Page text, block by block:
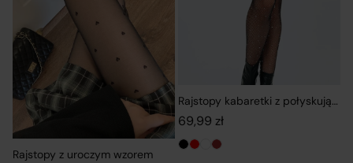
Rajstopy z uroczym wzorem
Rajstopy kabaretki z
69,99 zł